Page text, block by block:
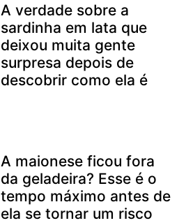
A verdade sobre a
sardinha em lata que
deixou muita gente
surpresa depois de
descobrir como ela é
A maionese ficou fora
da geladeira? Esse é o
tempo máximo antes de
ela se tornar um risco